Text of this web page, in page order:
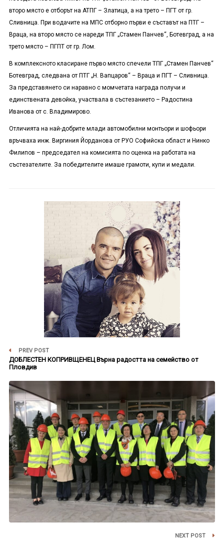
второ място е отборът на АТПГ – Златица, а на трето – ПГТ от гр.
Сливница. При водачите на МПС отборно първи е съставът на ПТГ –
Враца, на второ място се нареди ТПГ „Стамен Панчев“, Ботевград, а на
трето място – ПГПТ от гр. Лом.
В комплексното класиране първо място спечели ТПГ „Стамен Панчев“
Ботевград, следвана от ПТГ „Н. Вапцаров“ – Враца и ПГТ – Сливница.
За представянето си наравно с момчетата награда получи и
единствената девойка, участвала в състезанието – Радостина
Иванова от с. Владимирово.
Отличията на най-добрите млади автомобилни монтьори и шофьори
връчваха инж. Виргиния Йорданова от РУО Софийска област и Нинко
Филипов – председател на комисията по оценка на работата на
състезателите. За победителите имаше грамоти, купи и медали.
PREV POST
ДОБЛЕСТЕН КОПРИВЩЕНЕЦ Върна радостта на семейство от
Пловдив
NEXT POST